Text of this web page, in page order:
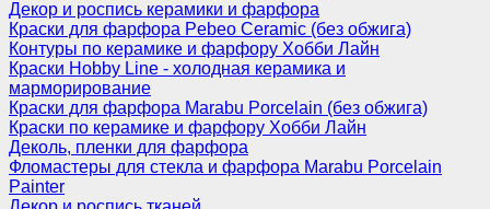
Декор и роспись керамики и фарфора
Краски для фарфора Pebeo Ceramic (без обжига)
Контуры по керамике и фарфору Хобби Лайн
Краски Hobby Line - холодная керамика и
марморирование
Краски для фарфора Marabu Porcelain (без обжига)
Краски по керамике и фарфору Хобби Лайн
Деколь, пленки для фарфора
Фломастеры для стекла и фарфора Marabu Porcelain
Painter